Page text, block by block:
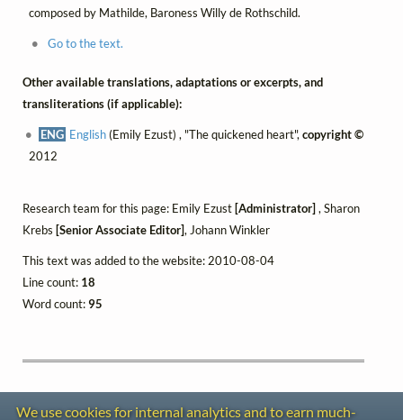
composed by Mathilde, Baroness Willy de Rothschild.
Go to the text.
Other available translations, adaptations or excerpts, and
transliterations (if applicable):
ENG English(Emily Ezust) , "The quickened heart",copyright ©
2012
Research team for this page: Emily Ezust [Administrator] , Sharon
Krebs [Senior Associate Editor], Johann Winkler
This text was added to the website: 2010-08-04
Line count: 18
Word count:95
We use cookies for internal analytics and to earn much-